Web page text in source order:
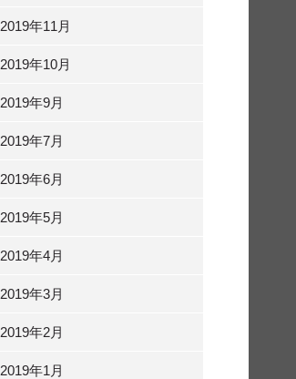
2019年11月
2019年10月
2019年9月
2019年7月
2019年6月
2019年5月
2019年4月
2019年3月
2019年2月
2019年1月